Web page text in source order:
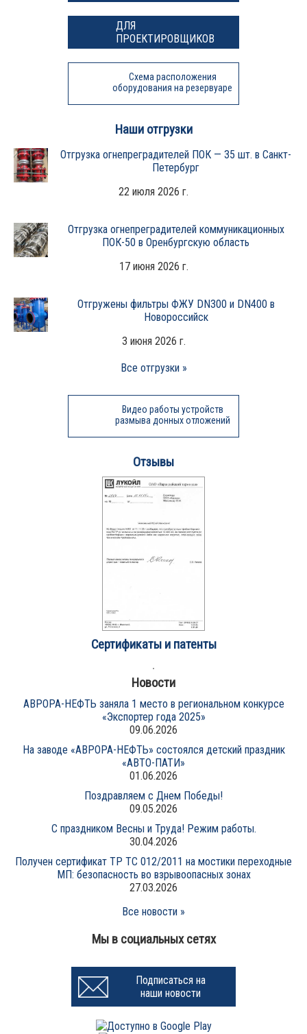
ДЛЯ
ПРОЕКТИРОВЩИКОВ
Схема расположения
оборудования на резервуаре
Наши отгрузки
Отгрузка огнепреградителей ПОК — 35 шт. в Санкт-
Петербург
22 июля 2026 г.
Отгрузка огнепреградителей коммуникационных
ПОК-50 в Оренбургскую область
17 июня 2026 г.
Отгружены фильтры ФЖУ DN300 и DN400 в
Новороссийск
3 июня 2026 г.
Все отгрузки »
Видео работы устройств
размыва донных отложений
Отзывы
Сертификаты и патенты
Новости
АВРОРА-НЕФТЬ заняла 1 место в региональном конкурсе
«Экспортер года 2025»
09.06.2026
На заводе «АВРОРА-НЕФТЬ» состоялся детский праздник
«АВТО-ПАТИ»
01.06.2026
Поздравляем с Днем Победы!
09.05.2026
С праздником Весны и Труда! Режим работы.
30.04.2026
Получен сертификат ТР ТС 012/2011 на мостики переходные
МП: безопасность во взрывоопасных зонах
27.03.2026
Все новости »
Мы в социальных сетях
Подписаться на
наши новости